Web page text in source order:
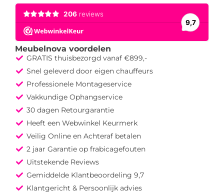
Meubelnova voordelen
GRATIS thuisbezorgd vanaf €899,-
Snel geleverd door eigen chauffeurs
Professionele Montageservice
Vakkundige Ophangservice
30 dagen Retourgarantie
Heeft een Webwinkel Keurmerk
Veilig Online en Achteraf betalen
2 jaar Garantie op frabicagefouten
Uitstekende Reviews
Gemiddelde Klantbeoordeling 9,7
Klantgericht & Persoonlijk advies